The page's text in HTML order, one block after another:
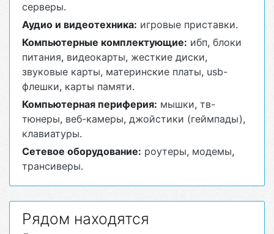
серверы.
Аудио и видеотехника: игровые приставки.
Компьютерные комплектующие: ибп, блоки
питания, видеокарты, жесткие диски,
звуковые карты, материнские платы, usb-
флешки, карты памяти.
Компьютерная периферия: мышки, тв-
тюнеры, веб-камеры, джойстики (геймпады),
клавиатуры.
Сетевое оборудование: роутеры, модемы,
трансиверы.
Рядом находятся